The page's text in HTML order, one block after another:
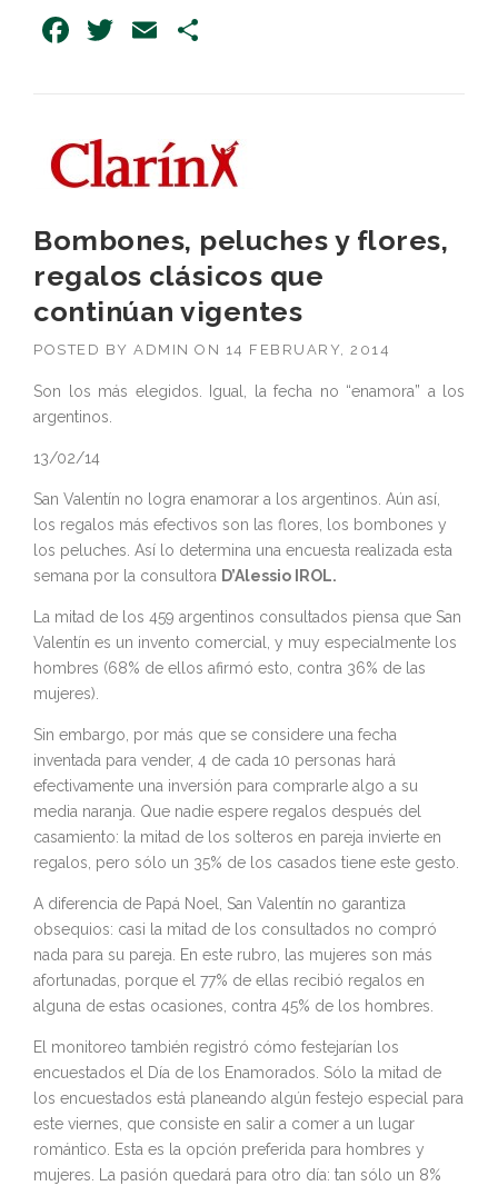
Facebook
Twitter
Email
Bombones, peluches y flores,
regalos clásicos que
continúan vigentes
POSTED BY ADMIN ON 14 FEBRUARY, 2014
Son los más elegidos. Igual, la fecha no “enamora” a los
argentinos.
13/02/14
San Valentín no logra enamorar a los argentinos. Aún así,
los regalos más efectivos son las flores, los bombones y
los peluches. Así lo determina una encuesta realizada esta
semana por la consultora D’Alessio IROL.
La mitad de los 459 argentinos consultados piensa que San
Valentín es un invento comercial, y muy especialmente los
hombres (68% de ellos afirmó esto, contra 36% de las
mujeres).
Sin embargo, por más que se considere una fecha
inventada para vender, 4 de cada 10 personas hará
efectivamente una inversión para comprarle algo a su
media naranja. Que nadie espere regalos después del
casamiento: la mitad de los solteros en pareja invierte en
regalos, pero sólo un 35% de los casados tiene este gesto.
A diferencia de Papá Noel, San Valentín no garantiza
obsequios: casi la mitad de los consultados no compró
nada para su pareja. En este rubro, las mujeres son más
afortunadas, porque el 77% de ellas recibió regalos en
alguna de estas ocasiones, contra 45% de los hombres.
El monitoreo también registró cómo festejarían los
encuestados el Día de los Enamorados. Sólo la mitad de
los encuestados está planeando algún festejo especial para
este viernes, que consiste en salir a comer a un lugar
romántico. Esta es la opción preferida para hombres y
mujeres. La pasión quedará para otro día: tan sólo un 8%